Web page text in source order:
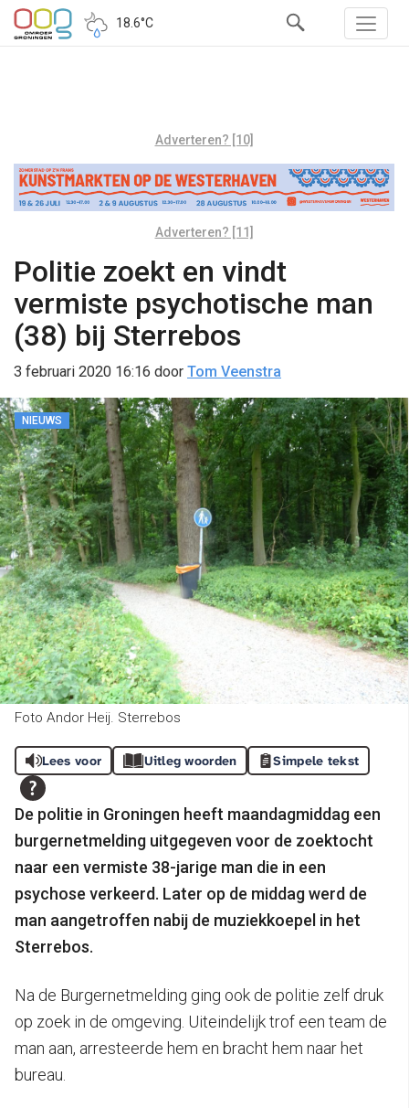
18.6°C
Adverteren? [10]
Adverteren? [11]
Politie zoekt en vindt
vermiste psychotische man
(38) bij Sterrebos
3 februari 2020 16:16 door Tom Veenstra
NIEUWS
Foto Andor Heij. Sterrebos
Lees voor Uitleg woorden Simpele tekst
De politie in Groningen heeft maandagmiddag een
burgernetmelding uitgegeven voor de zoektocht
naar een vermiste 38-jarige man die in een
psychose verkeerd. Later op de middag werd de
man aangetroffen nabij de muziekkoepel in het
Sterrebos.
Na de Burgernetmelding ging ook de politie zelf druk
op zoek in de omgeving. Uiteindelijk trof een team de
man aan, arresteerde hem en bracht hem naar het
bureau.